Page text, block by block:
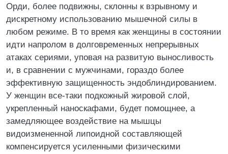
Орди, более подвижны, склонны к взрывному и
дискретному использованию мышечной силы в
любом режиме. В то время как женщины в состоянии
идти напролом в долговременных непрерывных
атаках сериями, уповая на развитую выносливость
и, в сравнении с мужчинами, гораздо более
эффективную защищенность эндоблиндированием.
У женщин все-таки подкожный жировой слой,
укрепленный наноскафами, будет помощнее, а
замедляющее воздействие на мышцы
видоизмененной липоидной составляющей
компенсируется усиленными физическими